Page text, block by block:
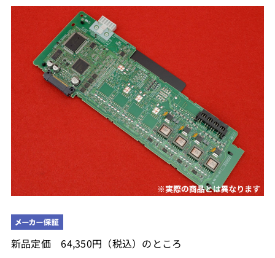
新品定価 64,350円（税込）のところ